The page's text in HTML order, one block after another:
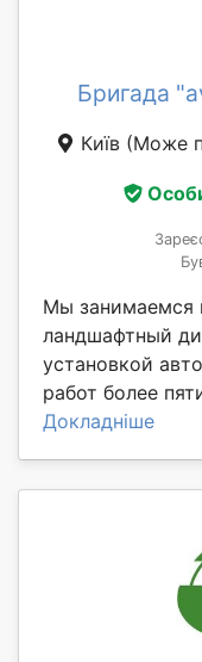
Бригада
Київ (Може
Мы занимаемся
ландшафтный
установкой
работ более
Докладніше